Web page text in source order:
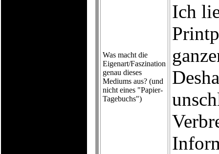
Was macht die
Eigenart/Faszination
genau dieses
Mediums aus? (und
nicht eines "Papier-
Tagebuchs")
Ich